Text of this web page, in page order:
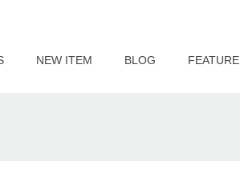
NEW ITEM BLOG FEATURE